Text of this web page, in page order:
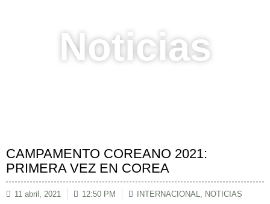
Noticias
CAMPAMENTO COREANO 2021:
PRIMERA VEZ EN COREA
11 abril, 2021 12:50 PM INTERNACIONAL, NOTICIAS